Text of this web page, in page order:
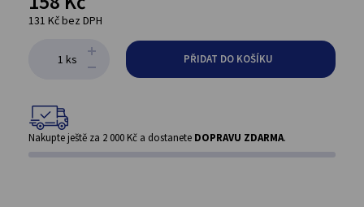
131 Kč bez DPH
ks PŘIDAT DO KOŠÍKU
Nakupte ještě za 2 000 Kč a dostanete DOPRAVU ZDARMA.